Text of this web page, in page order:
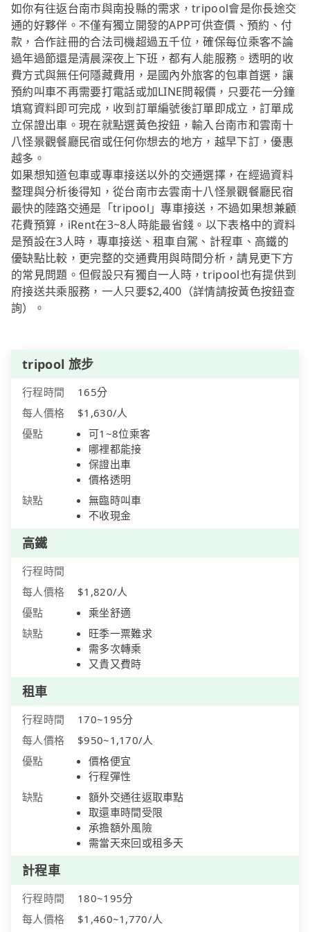
如你有往返台南市與南投縣的需求，tripool會是你長途交
通的好夥伴。不僅有獨立開發的APP可供查價、預約、付
款，合作註冊的合法司機超過五千位，確保每位乘客不論
過年過節還是清晨深夜上下班，都有人能服務。透明的收
費方式與無任何隱藏費用，是國內外旅客的包車首選，讓
預約叫車不再需要打電話或加LINE問報價，只要花一分鐘
填寫資料即可完成，收到訂單編號後訂單即成立，訂單成
立保證出車。現在就點選黃色按鈕，輸入台南市和雲南十
八怪景觀餐廳民宿或任何你想去的地方，越早下訂，優惠
越多。
如果想知道包車或專車接送以外的交通選擇，在經過資料
整理與分析後得知，從台南市去雲南十八怪景觀餐廳民宿
最快的陸路交通是「tripool」專車接送，不過如果想兼顧
花費預算，iRent在3~8人時能最省錢。以下表格中的資料
是預設在3人時，專車接送、租車自駕、計程車、高鐵的
優缺點比較，更完整的交通費用與時間分析，請見更下方
的常見問題。但假設只有獨自一人時，tripool也有提供到
府接送共乘服務，一人只要$2,400（詳情請按黃色按鈕查
詢）。
tripool 旅步
行程時間
165分
每人價格
$1,630/人
優點
可1~8位乘客
哪裡都能接
保證出車
價格透明
缺點
無臨時叫車
不收現金
高鐵
行程時間
每人價格
$1,820/人
優點
乘坐舒適
缺點
旺季一票難求
需多次轉乘
又貴又費時
租車
行程時間
170~195分
每人價格
$950~1,170/人
優點
價格便宜
行程彈性
缺點
額外交通往返取車點
取還車時間受限
承擔額外風險
需當天來回或租多天
計程車
行程時間
180~195分
每人價格
$1,460~1,770/人